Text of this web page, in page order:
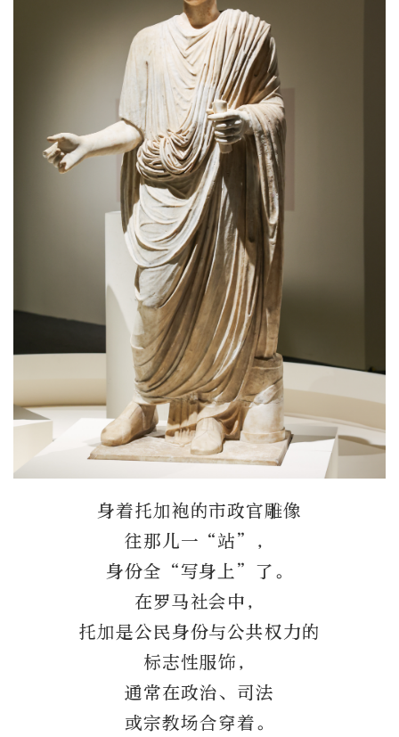
身着托加袍的市政官雕像
往那儿一“站”，
身份全“写身上”了。
在罗马社会中，
托加是公民身份与公共权力的
标志性服饰，
通常在政治、司法
或宗教场合穿着。